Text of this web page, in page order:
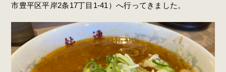
市豊平区平岸2条17丁目1-41）へ行ってきました。